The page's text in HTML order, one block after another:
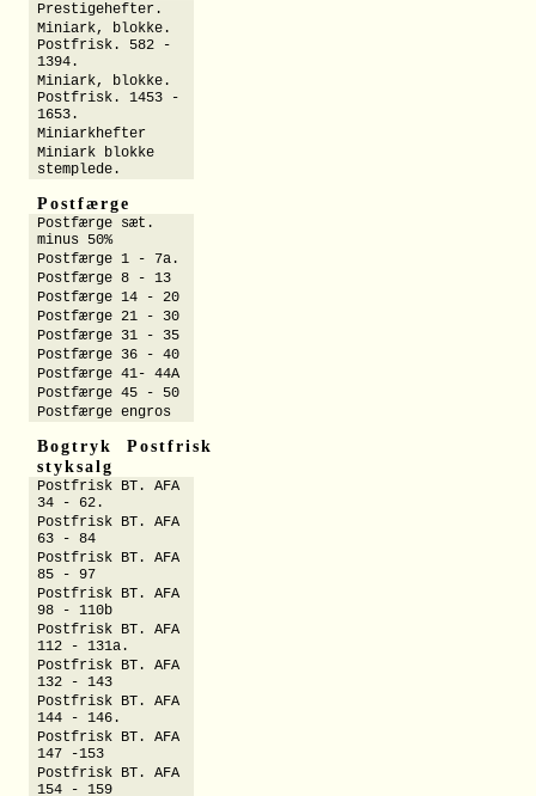
Prestigehefter.
Miniark, blokke.
Postfrisk. 582 -
1394.
Miniark, blokke.
Postfrisk. 1453 -
1653.
Miniarkhefter
Miniark blokke
stemplede.
Postfærge
Postfærge sæt.
minus 50%
Postfærge 1 - 7a.
Postfærge 8 - 13
Postfærge 14 - 20
Postfærge 21 - 30
Postfærge 31 - 35
Postfærge 36 - 40
Postfærge 41- 44A
Postfærge 45 - 50
Postfærge engros
Bogtryk Postfrisk
styksalg
Postfrisk BT. AFA
34 - 62.
Postfrisk BT. AFA
63 - 84
Postfrisk BT. AFA
85 - 97
Postfrisk BT. AFA
98 - 110b
Postfrisk BT. AFA
112 - 131a.
Postfrisk BT. AFA
132 - 143
Postfrisk BT. AFA
144 - 146.
Postfrisk BT. AFA
147 -153
Postfrisk BT. AFA
154 - 159